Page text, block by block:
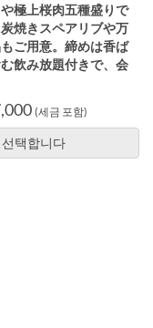
極上桜肉五種盛りで
焼きスペアリブや万
ご用意。締めは香ば
飲み放題付きで、会
(세금 포함)
선택합니다